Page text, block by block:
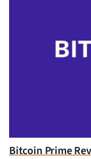
Bitcoin Prime